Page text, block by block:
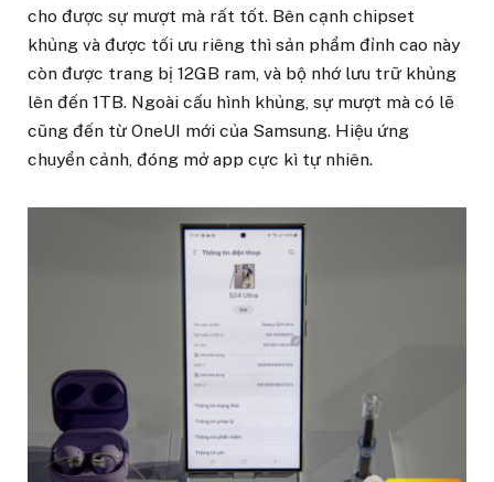
cho được sự mượt mà rất tốt. Bên cạnh chipset
khủng và được tối ưu riêng thì sản phẩm đỉnh cao này
còn được trang bị 12GB ram, và bộ nhớ lưu trữ khủng
lên đến 1TB. Ngoài cấu hình khủng, sự mượt mà có lẽ
cũng đến từ OneUI mới của Samsung. Hiệu ứng
chuyển cảnh, đóng mở app cực kì tự nhiên.